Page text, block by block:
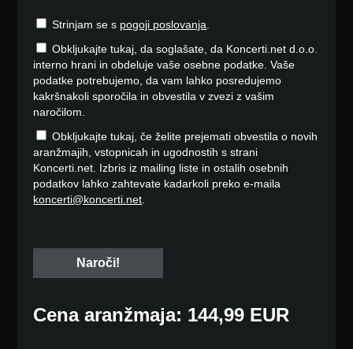
Strinjam se s pogoji poslovanja.
Obkljukajte tukaj, da soglašate, da Koncerti.net d.o.o.
interno hrani in obdeluje vaše osebne podatke. Vaše
podatke potrebujemo, da vam lahko posredujemo
kakršnakoli sporočila in obvestila v zvezi z vašim
naročilom.
Obkljukajte tukaj, če želite prejemati obvestila o novih
aranžmajih, vstopnicah in ugodnostih s strani
Koncerti.net. Izbris iz mailing liste in ostalih osebnih
podatkov lahko zahtevate kadarkoli preko e-maila
koncerti@koncerti.net.
Cena aranžmaja: 144,99 EUR